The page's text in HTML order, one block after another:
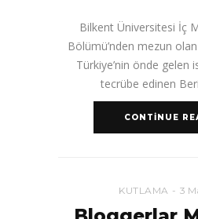
Bilkent Üniversitesi İç
Bölümü’nden mezun
Türkiye’nin önde gelen
tecrübe edinen
CONTINUE
KUTLAMA 3